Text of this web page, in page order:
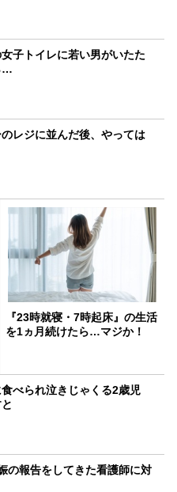
女子トイレに若い男がいたた
…
のレジに並んだ後、やっては
『23時就寝・7時起床』の生活
を1ヵ月続けたら…マジか！
べられ泣きじゃくる2歳児
の報告をしてきた看護師に対